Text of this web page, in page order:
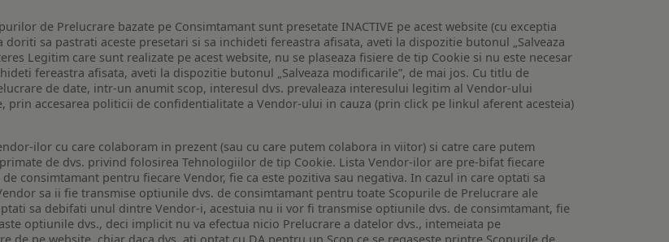
de Prelucrare bazate pe Consimtamant sunt presetate INACTIVE pe acest website (cu exceptia
sa pastrati aceste presetari si sa inchideti fereastra afisata, aveti la dispozitie butonul „Salveaza
Legitim care sunt realizate pe acest website, nu se plaseaza fisiere de tip Cookie si nu este necesar
fereastra afisata, aveti la dispozitie butonul „Salveaza modificarile”, de mai jos. Cu titlu de
de date, intr-un anumit scop, interesul dvs. prevaleaza interesului legitim al Vendor-ului
accesarea politicii de confidentialitate a Vendor-ului in cauza (prin click pe linkul aferent acesteia)
ilor cu care colaboram in prezent (sau cu care putem colabora in viitor) si catre care putem
de dvs. privind folosirea Tehnologiilor de tip Cookie. Lista Vendor-ilor are pre-bifat fiecare
consimtamant pentru fiecare Vendor, fie ca este pozitiva sau negativa. In cazul in care optati sa
sa ii fie transmise optiunile dvs. de consimtamant pentru toate Scopurile de Prelucrare ale
sa debifati unul dintre Vendor-i, acestuia nu ii vor fi transmise optiunile dvs. de consimtamant, fie
optiunile dvs., deci implicit nu va efectua nicio Prelucrare a datelor dvs., intemeiata pe
pe website, chiar daca dvs. ati optat cu DA pentru un Scop ce se regaseste printre Scopurile de